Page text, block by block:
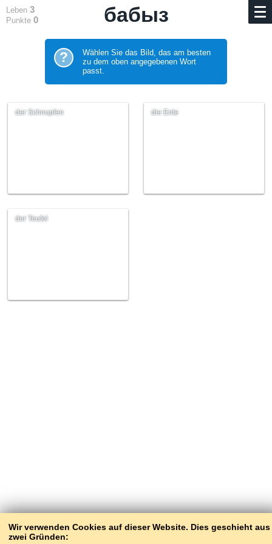
Wir verwenden Cookies auf dieser Website. Dies geschieht aus
zwei Gründen:
Leben 3
Punkte 0 бабыз
?
Wählen Sie das Bild, das am besten
zu dem oben angegebenen Wort
passt.
der Schnupfen die Ente
der Teufel